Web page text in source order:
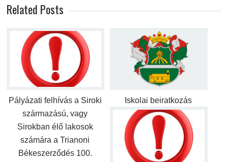
Related Posts
Pályázati felhívás a Siroki
származású, vagy
Sirokban élő lakosok
számára a Trianoni
Békeszerződés 100.
Iskolai beiratkozás